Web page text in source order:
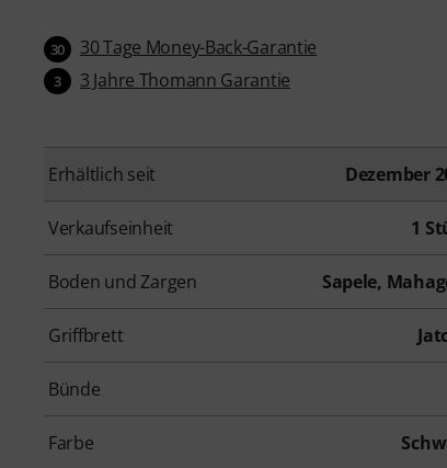
30 30 Tage Money-Back-Garantie
3 3 Jahre Thomann Garantie
Erhältlich seit Dezember
Verkaufseinheit 1
Boden und Zargen Sapele,
Griffbrett
Bünde
Farbe